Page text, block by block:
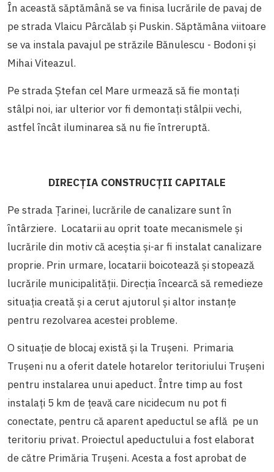
În această săptămână se va finisa lucrările de pavaj de
pe strada Vlaicu Pârcălab și Puskin. Săptămâna viitoare
se va instala pavajul pe străzile Bănulescu - Bodoni și
Mihai Viteazul.
Pe strada Ștefan cel Mare urmează să fie montați
stâlpi noi, iar ulterior vor fi demontați stâlpii vechi,
astfel încât iluminarea să nu fie întreruptă.
DIRECȚIA CONSTRUCȚII CAPITALE
Pe strada Țarinei, lucrările de canalizare sunt în
întârziere. Locatarii au oprit toate mecanismele și
lucrările din motiv că aceștia și-ar fi instalat canalizare
proprie. Prin urmare, locatarii boicotează și stopează
lucrările municipalității. Direcția încearcă să remedieze
situația creată și a cerut ajutorul și altor instanțe
pentru rezolvarea acestei probleme.
O situație de blocaj există și la Trușeni. Primaria
Trușeni nu a oferit datele hotarelor teritoriului Trușeni
pentru instalarea unui apeduct. Între timp au fost
instalați 5 km de țeavă care nicidecum nu pot fi
conectate, pentru că aparent apeductul se află pe un
teritoriu privat. Proiectul apeductului a fost elaborat
de către Primăria Trușeni. Acesta a fost aprobat de